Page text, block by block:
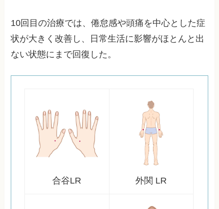
10回目の治療では、倦怠感や頭痛を中心とした症
状が大きく改善し、日常生活に影響がほとんと出
ない状態にまで回復した。
合谷LR 外関 LR